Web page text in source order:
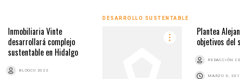
Inmobiliaria Vinte
desarrollará complejo
sustentable en Hidalgo
BLOGCU 2022
DESARROLLO SUSTENTABLE
Plantea
objetivos del
REDACCIÓN
MARZO 3,